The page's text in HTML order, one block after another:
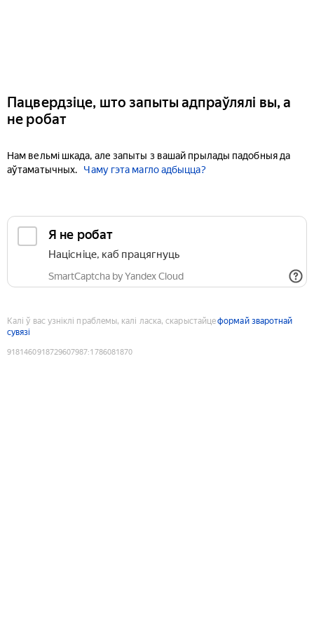
Пацвердзіце, што запыты адпраўлялі вы, а
не робат
Нам вельмі шкада, але запыты з вашай прылады падобныя да
аўтаматычных.
Чаму гэта магло адбыцца?
Я не робат
Націсніце, каб працягнуць
SmartCaptcha by Yandex Cloud
Калі ў вас узніклі праблемы, калі ласка, скарыстайцеформай зваротнай
сувязі
9181460918729607987:1786081870